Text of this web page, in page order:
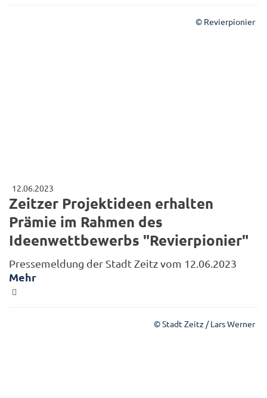
© Revierpionier
12.06.2023
Zeitzer Projektideen erhalten
Prämie im Rahmen des
Ideenwettbewerbs "Revierpionier"
Pressemeldung der Stadt Zeitz vom 12.06.2023
Mehr
© Stadt Zeitz / Lars Werner